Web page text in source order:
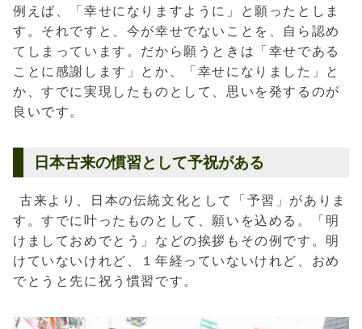
例えば、「幸せになりますように」と願ったとしま
す。それですと、今が幸せでないことを、自ら認め
てしまっています。だから願うときは「幸せである
ことに感謝します」とか、「幸せになりました」と
か、すでに実現したものとして、思いを発するのが
良いです。
日本古来の慣習として予祝がある
古来より、日本の伝統文化として「予習」がありま
す。すでに叶ったものとして、願いを込める。「明
けましておめでとう」などの挨拶もその例です。明
けていないけれど、１年経っていないけれど、おめ
でとうと先に祝う慣習です。